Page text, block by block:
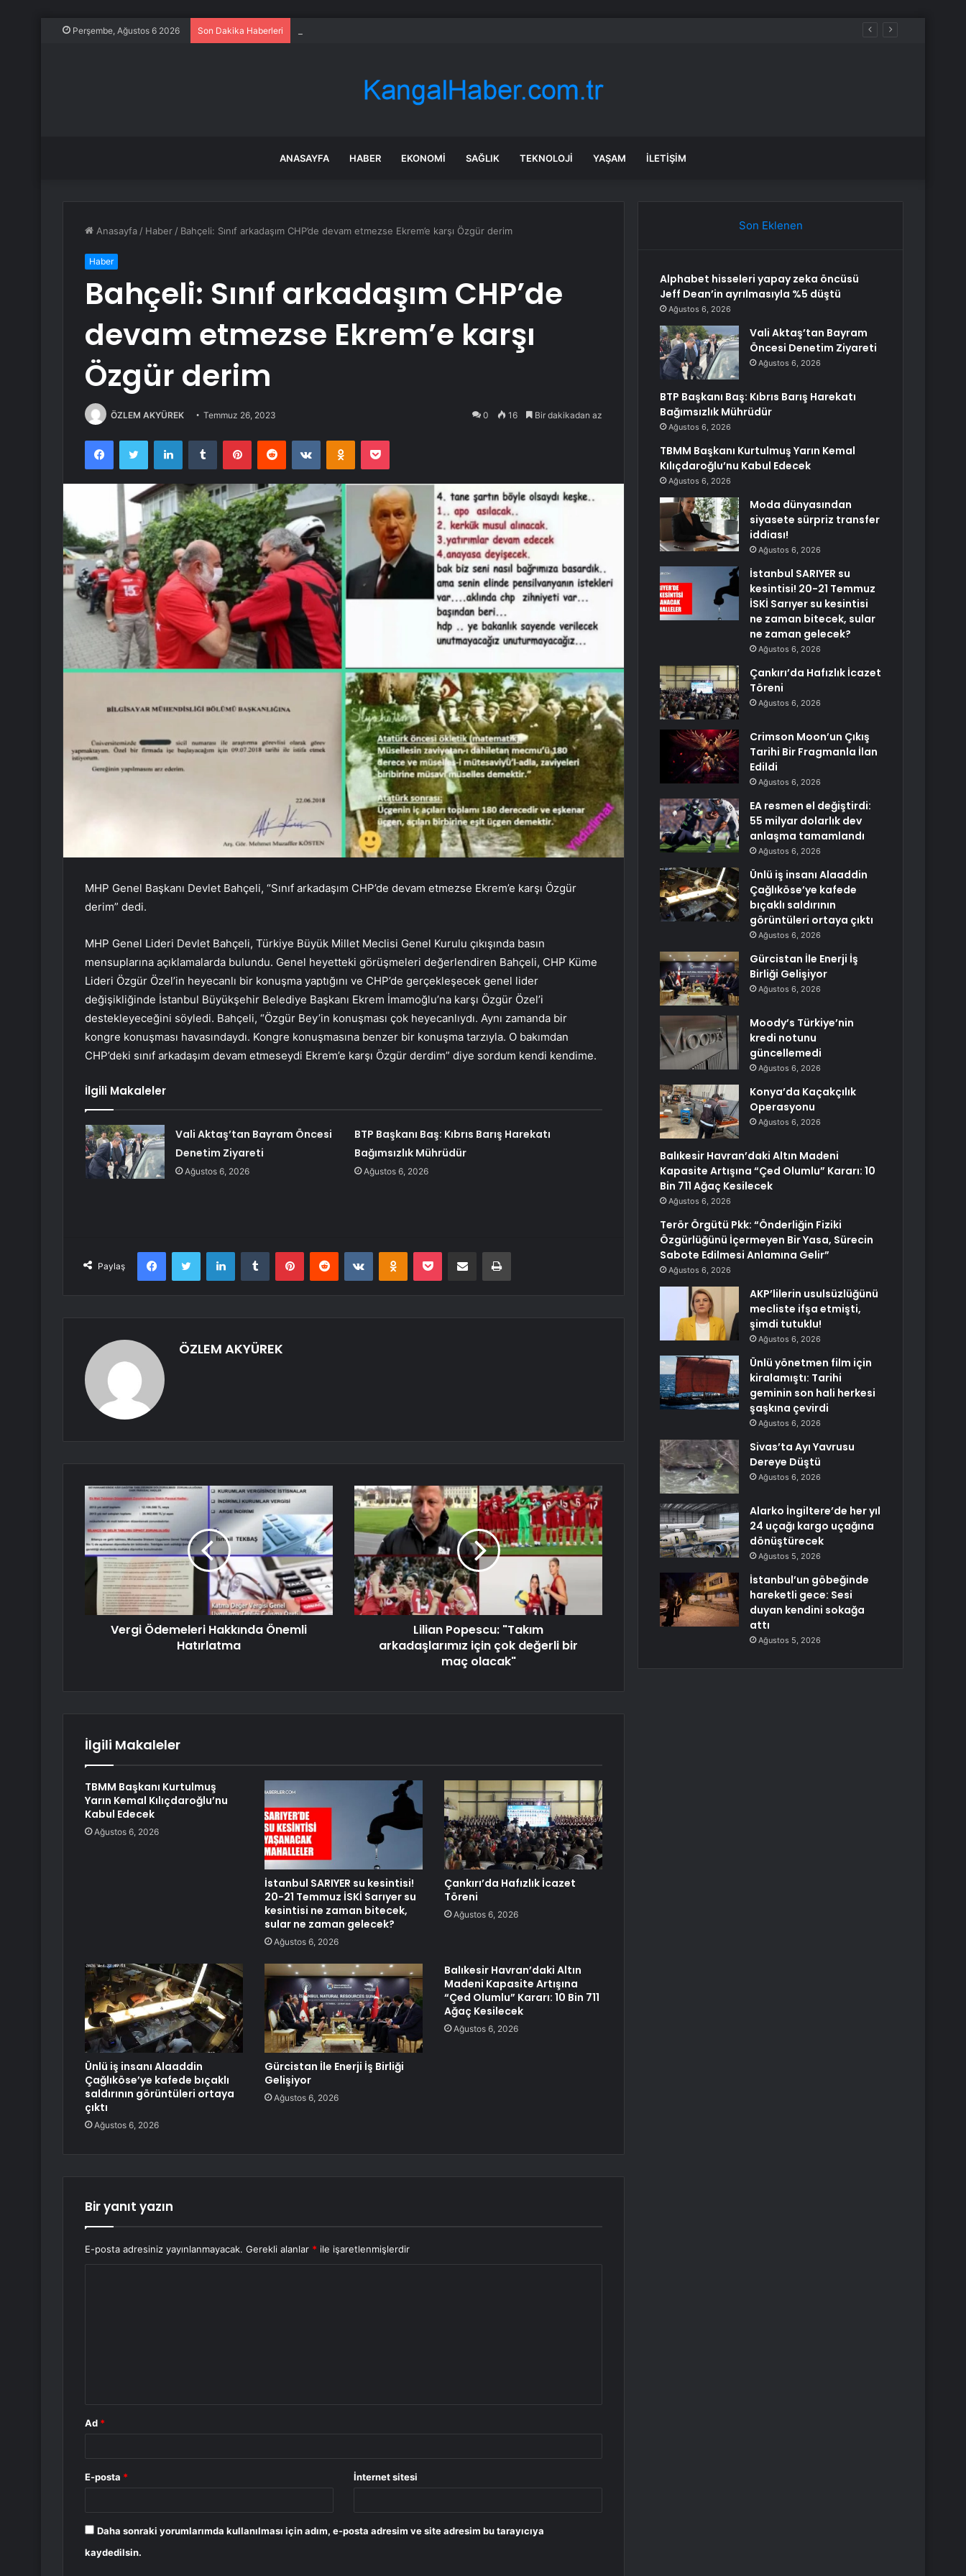
Perşembe, Ağustos 6 2026 Son Dakika Haberleri
ANASAYFA HABER EKONOMI SAĞLIK TEKNOLOJI YAŞAM İLETIŞIM
Anasayfa / Haber / Bahçeli: Sınıf arkadaşım CHP’de devam etmezse Ekrem’e karşı Özgür derim
Haber
Bahçeli: Sınıf arkadaşım CHP’de
devam etmezse Ekrem’e karşı
Özgür derim
ÖZLEM AKYÜREK Temmuz 26, 2023 0 16 Bir dakikadan az
FacebookTwitter LinkedInTumblr PinterestReddit VKontakteOdnoklassniki
Pocket
MHP Genel Başkanı Devlet Bahçeli, “Sınıf arkadaşım CHP’de devam etmezse Ekrem’e karşı Özgür
derim” dedi.
MHP Genel Lideri Devlet Bahçeli, Türkiye Büyük Millet Meclisi Genel Kurulu çıkışında basın
mensuplarına açıklamalarda bulundu. Genel heyetteki görüşmeleri değerlendiren Bahçeli, CHP Küme
Lideri Özgür Özel’in heyecanlı bir konuşma yaptığını ve CHP’de gerçekleşecek genel lider
değişikliğinde İstanbul Büyükşehir Belediye Başkanı Ekrem İmamoğlu’na karşı Özgür Özel’i
destekleyeceğini söyledi. Bahçeli, “Özgür Bey’in konuşması çok heyecanlıydı. Aynı zamanda bir
kongre konuşması havasındaydı. Kongre konuşmasına benzer bir konuşma tarzıyla. O bakımdan
CHP’deki sınıf arkadaşım devam etmeseydi Ekrem’e karşı Özgür derdim” diye sordum kendi kendime.
İlgili Makaleler
Vali Aktaş’tan Bayram Öncesi
Denetim Ziyareti
Ağustos 6, 2026
BTP Başkanı Baş: Kıbrıs Barış Harekatı
Bağımsızlık Mührüdür
Ağustos 6, 2026
Paylaş
FacebookTwitter LinkedInTumblr PinterestReddit VKontakteOdnoklassniki
Pocket E-Posta ile paylaş Yazdır
ÖZLEM AKYÜREK
Vergi Ödemeleri Hakkında Önemli
Hatırlatma
Lilian Popescu: "Takım
arkadaşlarımız için çok değerli bir
maç olacak"
İlgili Makaleler
TBMM Başkanı Kurtulmuş
Yarın Kemal Kılıçdaroğlu’nu
Kabul Edecek
Ağustos 6, 2026
İstanbul SARIYER su kesintisi!
20-21 Temmuz İSKİ Sarıyer su
kesintisi ne zaman bitecek,
sular ne zaman gelecek?
Ağustos 6, 2026
Çankırı’da Hafızlık İcazet
Töreni
Ağustos 6, 2026
Ünlü iş insanı Alaaddin
Çağlıköse’ye kafede bıçaklı
saldırının görüntüleri ortaya
çıktı
Ağustos 6, 2026
Gürcistan İle Enerji İş Birliği
Gelişiyor
Ağustos 6, 2026
Balıkesir Havran’daki Altın
Madeni Kapasite Artışına
“Çed Olumlu” Kararı: 10 Bin 711
Ağaç Kesilecek
Ağustos 6, 2026
Bir yanıt yazın
E-posta adresiniz yayınlanmayacak. Gerekli alanlar * ile işaretlenmişlerdir
Ad *
E-posta * İnternet sitesi
Daha sonraki yorumlarımda kullanılması için adım, e-posta adresim ve site adresim bu tarayıcıya
kaydedilsin.
Son Eklenen
Alphabet hisseleri yapay zeka öncüsü
Jeff Dean’in ayrılmasıyla %5 düştü
Ağustos 6, 2026
Vali Aktaş’tan Bayram
Öncesi Denetim Ziyareti
Ağustos 6, 2026
BTP Başkanı Baş: Kıbrıs Barış Harekatı
Bağımsızlık Mührüdür
Ağustos 6, 2026
TBMM Başkanı Kurtulmuş Yarın Kemal
Kılıçdaroğlu’nu Kabul Edecek
Ağustos 6, 2026
Moda dünyasından
siyasete sürpriz transfer
iddiası!
Ağustos 6, 2026
İstanbul SARIYER su
kesintisi! 20-21 Temmuz
İSKİ Sarıyer su kesintisi
ne zaman bitecek, sular
ne zaman gelecek?
Ağustos 6, 2026
Çankırı’da Hafızlık İcazet
Töreni
Ağustos 6, 2026
Crimson Moon’un Çıkış
Tarihi Bir Fragmanla İlan
Edildi
Ağustos 6, 2026
EA resmen el değiştirdi:
55 milyar dolarlık dev
anlaşma tamamlandı
Ağustos 6, 2026
Ünlü iş insanı Alaaddin
Çağlıköse’ye kafede
bıçaklı saldırının
görüntüleri ortaya çıktı
Ağustos 6, 2026
Gürcistan İle Enerji İş
Birliği Gelişiyor
Ağustos 6, 2026
Moody’s Türkiye’nin
kredi notunu
güncellemedi
Ağustos 6, 2026
Konya’da Kaçakçılık
Operasyonu
Ağustos 6, 2026
Balıkesir Havran’daki Altın Madeni
Kapasite Artışına “Çed Olumlu” Kararı: 10
Bin 711 Ağaç Kesilecek
Ağustos 6, 2026
Terör Örgütü Pkk: “Önderliğin Fiziki
Özgürlüğünü İçermeyen Bir Yasa, Sürecin
Sabote Edilmesi Anlamına Gelir”
Ağustos 6, 2026
AKP’lilerin usulsüzlüğünü
mecliste ifşa etmişti,
şimdi tutuklu!
Ağustos 6, 2026
Ünlü yönetmen film için
kiralamıştı: Tarihi
geminin son hali herkesi
şaşkına çevirdi
Ağustos 6, 2026
Sivas’ta Ayı Yavrusu
Dereye Düştü
Ağustos 6, 2026
Alarko İngiltere’de her yıl
24 uçağı kargo uçağına
dönüştürecek
Ağustos 5, 2026
İstanbul’un göbeğinde
hareketli gece: Sesi
duyan kendini sokağa
attı
Ağustos 5, 2026